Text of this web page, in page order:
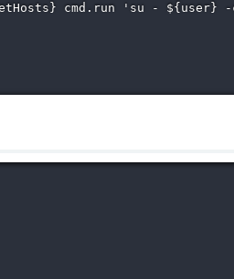
cmd.run 'su - ${user}